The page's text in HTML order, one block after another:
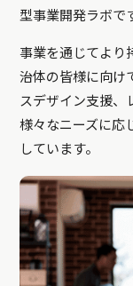
型事業開発ラボで
事業を通じてより
治体の皆様に向け
スデザイン支援、
様々なニーズに応
しています。